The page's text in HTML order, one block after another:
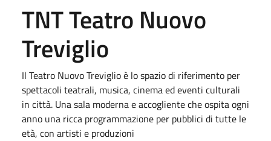
TNT Teatro Nuovo
Treviglio
Il Teatro Nuovo Treviglio è lo spazio di riferimento per
spettacoli teatrali, musica, cinema ed eventi culturali
in città. Una sala moderna e accogliente che ospita ogni
anno una ricca programmazione per pubblici di tutte le
età, con artisti e produzioni